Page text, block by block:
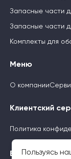
Запасные части
Запасные части
Комплекты для
Меню
О компании
Клиентский
Политика
Будьте с нами
Пользуясь